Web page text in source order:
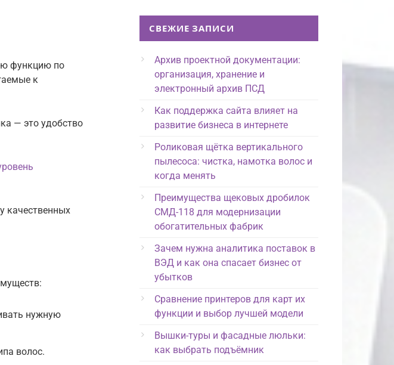
функцию по
к
— это удобство
качественных
нужную
волос.
СВЕЖИЕ ЗАПИСИ
Архив проектной документации:
организация, хранение и
электронный архив ПСД
Как поддержка сайта влияет на
развитие бизнеса в интернете
Роликовая щётка вертикального
пылесоса: чистка, намотка волос и
когда менять
Преимущества щековых дробилок
СМД-118 для модернизации
обогатительных фабрик
Зачем нужна аналитика поставок в
ВЭД и как она спасает бизнес от
убытков
Сравнение принтеров для карт их
функции и выбор лучшей модели
Вышки-туры и фасадные люльки:
как выбрать подъёмник